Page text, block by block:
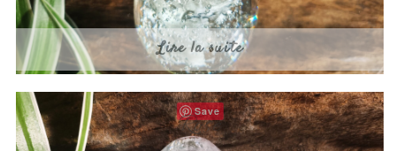
Lire la suite
Save
Rose